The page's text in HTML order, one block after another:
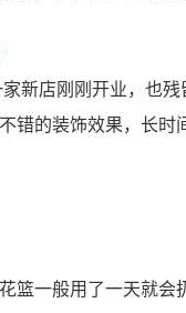
新店刚刚开业，也
错的装饰效果，长时
篮一般用了一天就会